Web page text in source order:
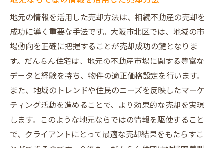
地元の情報を活用した売却方法は、相続不動産の売却を
成功に導く重要な手法です。大阪市北区では、地域の市
場動向を正確に把握することが売却成功の鍵となりま
す。だんらん住宅は、地元の不動産市場に関する豊富な
データと経験を持ち、物件の適正価格設定を行います。
また、地域のトレンドや住民のニーズを反映したマーケ
ティング活動を進めることで、より効果的な売却を実現
します。このような地元ならではの情報を駆使すること
で、クライアントにとって最適な売却結果をもたらすこ